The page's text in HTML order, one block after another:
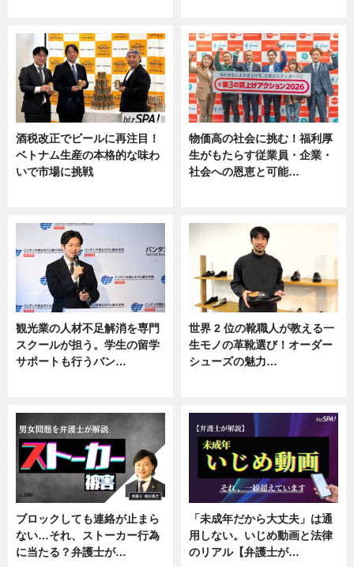
酒税改正でビールに再注目！
ベトナム生産の本格的な味わ
いで市場に挑戦
物価高の社会に挑む！福利厚
生がもたらす従業員・企業・
社会への恩恵と可能…
観光業の人材不足解消を専門
スクールが担う。学生の留学
サポートも行うバン…
世界 2 位の靴職人が教える一
生モノの革靴選び！オーダー
シューズの魅力…
ブロックしても連絡が止まら
ない…それ、ストーカー行為
に当たる？弁護士が…
「未成年だから大丈夫」は通
用しない。いじめ動画と法律
のリアル【弁護士が…